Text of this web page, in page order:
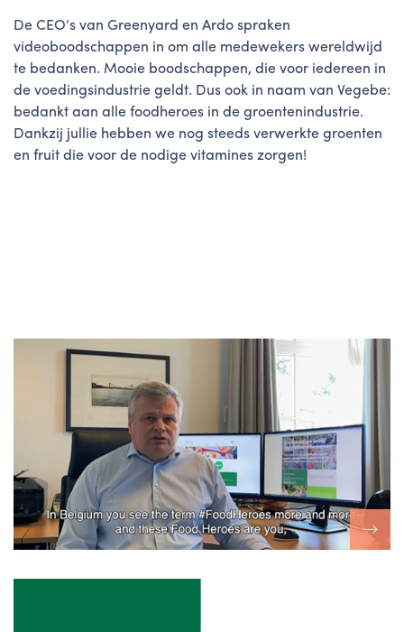
De CEO’s van Greenyard en Ardo spraken
videoboodschappen in om alle medewekers wereldwijd
te bedanken. Mooie boodschappen, die voor iedereen in
de voedingsindustrie geldt. Dus ook in naam van Vegebe:
bedankt aan alle foodheroes in de groentenindustrie.
Dankzij jullie hebben we nog steeds verwerkte groenten
en fruit die voor de nodige vitamines zorgen!